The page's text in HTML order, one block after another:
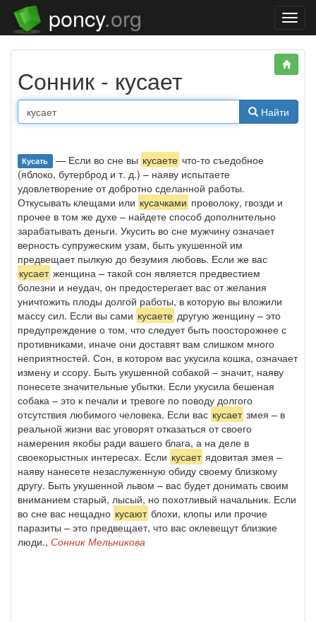
poncy.org
Сонник - кусает
Найти
Кусать — Если во сне вы кусаете что-то съедобное
(яблоко, бутерброд и т. д.) – наяву испытаете
удовлетворение от добротно сделанной работы.
Откусывать клещами или кусачками проволоку, гвозди и
прочее в том же духе – найдете способ дополнительно
зарабатывать деньги. Укусить во сне мужчину означает
верность супружеским узам, быть укушенной им
предвещает пылкую до безумия любовь. Если же вас
кусает женщина – такой сон является предвестием
болезни и неудач, он предостерегает вас от желания
уничтожить плоды долгой работы, в которую вы вложили
массу сил. Если вы сами кусаете другую женщину – это
предупреждение о том, что следует быть поосторожнее с
противниками, иначе они доставят вам слишком много
неприятностей. Сон, в котором вас укусила кошка, означает
измену и ссору. Быть укушенной собакой – значит, наяву
понесете значительные убытки. Если укусила бешеная
собака – это к печали и тревоге по поводу долгого
отсутствия любимого человека. Если вас кусает змея – в
реальной жизни вас уговорят отказаться от своего
намерения якобы ради вашего блага, а на деле в
своекорыстных интересах. Если кусает ядовитая змея –
наяву нанесете незаслуженную обиду своему близкому
другу. Быть укушенной львом – вас будет донимать своим
вниманием старый, лысый, но похотливый начальник. Если
во сне вас нещадно кусают блохи, клопы или прочие
паразиты – это предвещает, что вас оклевещут близкие
люди., Сонник Мельникова